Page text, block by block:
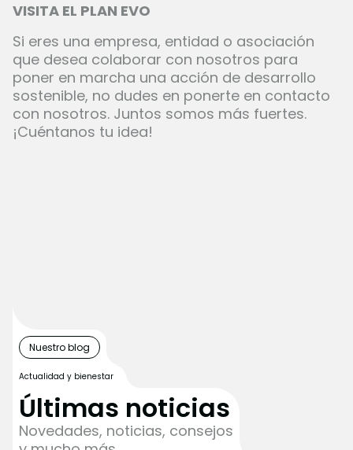
VISITA EL PLAN EVO
Si eres una empresa, entidad o asociación
que desea colaborar con nosotros para
poner en marcha una acción de desarrollo
sostenible, no dudes en ponerte en contacto
con nosotros. Juntos somos más fuertes.
¡Cuéntanos tu idea!
Nuestro blog
Actualidad y bienestar
Últimas noticias
Novedades, noticias, consejos